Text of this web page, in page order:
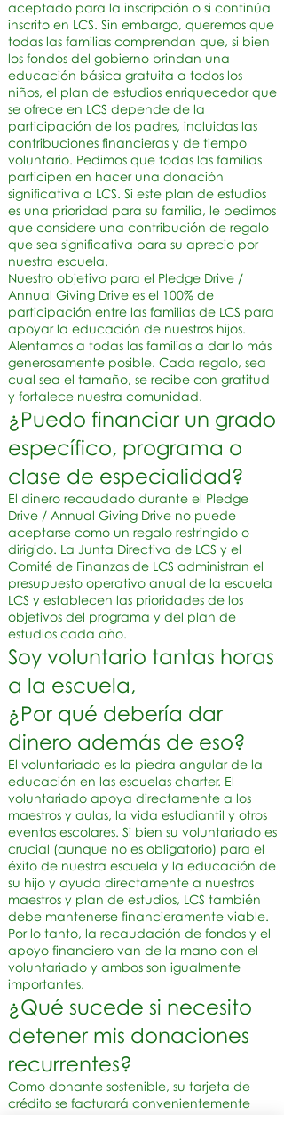
aceptado para la inscripción o si continúa
inscrito en LCS. Sin embargo, queremos que
todas las familias comprendan que, si bien
los fondos del gobierno brindan una
educación básica gratuita a todos los
niños, el plan de estudios enriquecedor que
se ofrece en LCS depende de la
participación de los padres, incluidas las
contribuciones financieras y de tiempo
voluntario. Pedimos que todas las familias
participen en hacer una donación
significativa a LCS. Si este plan de estudios
es una prioridad para su familia, le pedimos
que considere una contribución de regalo
que sea significativa para su aprecio por
nuestra escuela.
Nuestro objetivo para el Pledge Drive /
Annual Giving Drive es el 100% de
participación entre las familias de LCS para
apoyar la educación de nuestros hijos.
Alentamos a todas las familias a dar lo más
generosamente posible. Cada regalo, sea
cual sea el tamaño, se recibe con gratitud
y fortalece nuestra comunidad.
¿Puedo financiar un grado
específico, programa o
clase de especialidad?
El dinero recaudado durante el Pledge
Drive / Annual Giving Drive no puede
aceptarse como un regalo restringido o
dirigido. La Junta Directiva de LCS y el
Comité de Finanzas de LCS administran el
presupuesto operativo anual de la escuela
LCS y establecen las prioridades de los
objetivos del programa y del plan de
estudios cada año.
Soy voluntario tantas horas
a la escuela,
¿Por qué debería dar
dinero además de eso?
El voluntariado es la piedra angular de la
educación en las escuelas charter. El
voluntariado apoya directamente a los
maestros y aulas, la vida estudiantil y otros
eventos escolares. Si bien su voluntariado es
crucial (aunque no es obligatorio) para el
éxito de nuestra escuela y la educación de
su hijo y ayuda directamente a nuestros
maestros y plan de estudios, LCS también
debe mantenerse financieramente viable.
Por lo tanto, la recaudación de fondos y el
apoyo financiero van de la mano con el
voluntariado y ambos son igualmente
importantes.
¿Qué sucede si necesito
detener mis donaciones
recurrentes?
Como donante sostenible, su tarjeta de
crédito se facturará convenientemente